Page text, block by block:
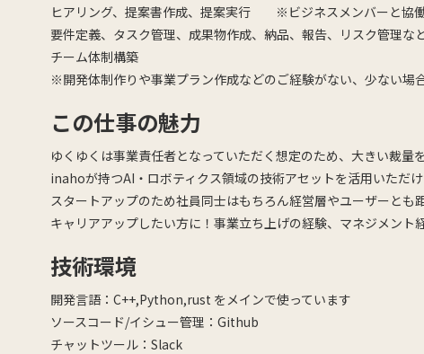
ヒアリング、提案書作成、提案実行 ※ビジネスメンバーと協
要件定義、タスク管理、成果物作成、納品、報告、リスク管理な
チーム体制構築
※開発体制作りや事業プラン作成などのご経験がない、少ない場
この仕事の魅力
ゆくゆくは事業責任者となっていただく想定のため、大きい裁量
inahoが持つAI・ロボティクス領域の技術アセットを活用いただ
スタートアップのため社員同士はもちろん経営層やユーザーとも
キャリアアップしたい方に！事業立ち上げの経験、マネジメント
技術環境
開発言語：C++,Python,rust をメインで使っています
ソースコード/イシュー管理：Github
チャットツール：Slack